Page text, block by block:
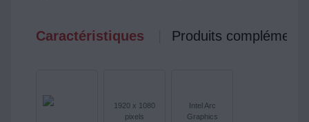
Caractéristiques Produits
1920 x 1080
pixels
Intel Arc
Graphics